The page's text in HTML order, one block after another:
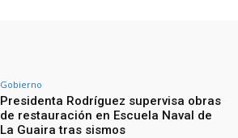
Gobierno
Presidenta Rodríguez supervisa obras
de restauración en Escuela Naval de
La Guaira tras sismos